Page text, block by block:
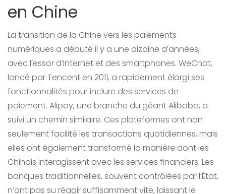
en Chine
La transition de la Chine vers les paiements
numériques a débuté il y a une dizaine d’années,
avec l’essor d’Internet et des smartphones. WeChat,
lancé par Tencent en 2011, a rapidement élargi ses
fonctionnalités pour inclure des services de
paiement. Alipay, une branche du géant Alibaba, a
suivi un chemin similaire. Ces plateformes ont non
seulement facilité les transactions quotidiennes, mais
elles ont également transformé la manière dont les
Chinois interagissent avec les services financiers. Les
banques traditionnelles, souvent contrôlées par l’État,
n’ont pas su réagir suffisamment vite, laissant le